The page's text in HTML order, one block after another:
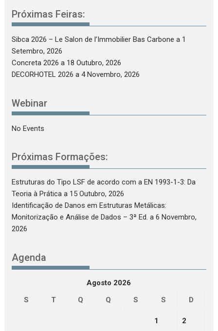
Próximas Feiras:
Sibca 2026 – Le Salon de l’Immobilier Bas Carbone a 1
Setembro, 2026
Concreta 2026 a 18 Outubro, 2026
DECORHOTEL 2026 a 4 Novembro, 2026
Webinar
No Events
Próximas Formações:
Estruturas do Tipo LSF de acordo com a EN 1993-1-3: Da
Teoria à Prática a 15 Outubro, 2026
Identificação de Danos em Estruturas Metálicas:
Monitorização e Análise de Dados – 3ª Ed. a 6 Novembro,
2026
Agenda
Agosto 2026
S
T Q Q S S D
1 2